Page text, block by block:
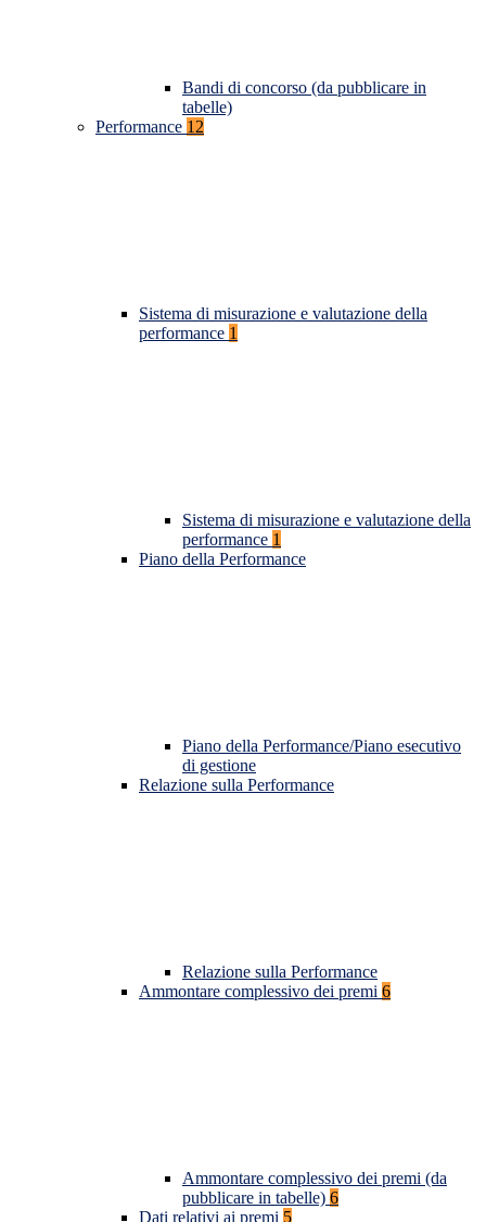
Bandi di concorso (da pubblicare in
tabelle)
Performance 12
Sistema di misurazione e valutazione della
performance 1
Sistema di misurazione e valutazione della
performance 1
Piano della Performance
Piano della Performance/Piano esecutivo
di gestione
Relazione sulla Performance
Relazione sulla Performance
Ammontare complessivo dei premi 6
Ammontare complessivo dei premi (da
pubblicare in tabelle) 6
Dati relativi ai premi 5